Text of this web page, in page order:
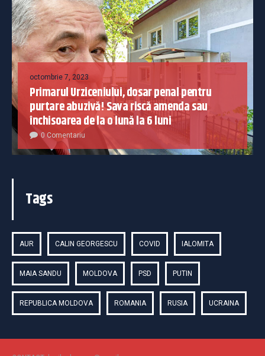
octombrie 7, 2023
Primarul Urziceniului, dosar penal pentru
purtare abuzivă! Sava riscă amenda sau
închisoarea de la o lună la 6 luni
0 Comentariu
Tags
AUR CALIN GEORGESCU COVID IALOMITA
MAIA SANDU MOLDOVA PSD PUTIN
REPUBLICA MOLDOVA ROMANIA RUSIA UCRAINA